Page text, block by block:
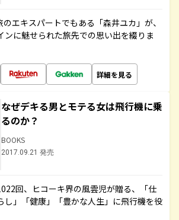
エキスパートでもある「森井ユカ」が、
ンに魅せられた旅先での思い出を綴りま
詳細を見る
なぜデキる男とモテる女は飛行機に乗
るのか？
BOOKS
2017.09.21 発売
回、ヒコーキ界の風雲児が贈る、「仕
し」「健康」「豊かな人生」に飛行機を役